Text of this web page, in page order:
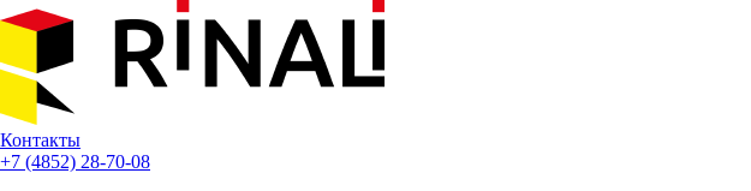
Контакты
+7 (4852) 28-70-08